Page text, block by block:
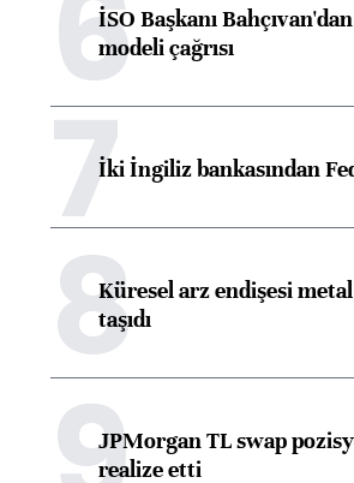
İSO Başkanı
modeli çağrısı
7İki İngiliz bankasından
8Küresel arz endişesi
taşıdı
JPMorgan TL swap
realize etti